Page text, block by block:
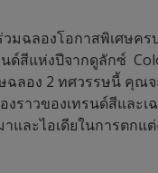
มฉลองโอกาสพิเศษคร
นด์สีแห่งปีจากดูลักซ์
ฉลอง 2 ทศวรรษนี้ คุณจ
งราวของเทรนด์สีและ
และไอเดียในการตกแ